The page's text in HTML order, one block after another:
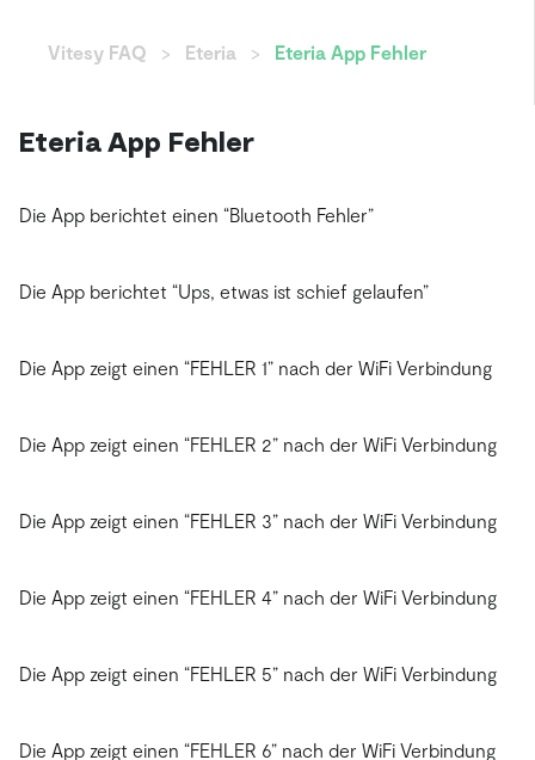
Vitesy FAQ Eteria Eteria App Fehler
Eteria App Fehler
Die App berichtet einen “Bluetooth Fehler”
Die App berichtet “Ups, etwas ist schief gelaufen”
Die App zeigt einen “FEHLER 1” nach der WiFi Verbindung
Die App zeigt einen “FEHLER 2” nach der WiFi Verbindung
Die App zeigt einen “FEHLER 3” nach der WiFi Verbindung
Die App zeigt einen “FEHLER 4” nach der WiFi Verbindung
Die App zeigt einen “FEHLER 5” nach der WiFi Verbindung
Die App zeigt einen “FEHLER 6” nach der WiFi Verbindung